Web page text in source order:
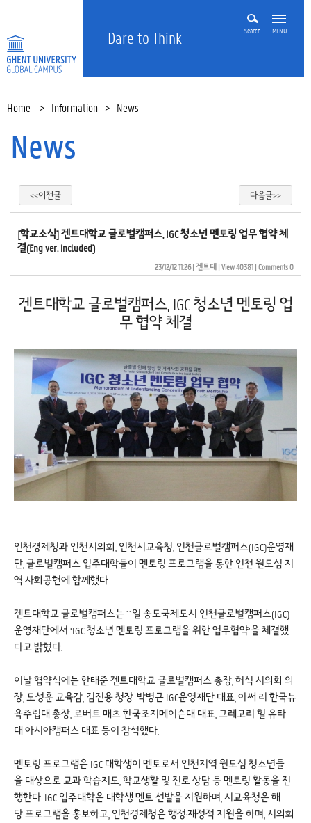
Dare to Think Search MENU
Home > Information > News
News
<<이전글 다음글>>
[학교소식] 겐트대학교 글로벌캠퍼스, IGC 청소년 멘토링 업무 협약 체
결(Eng ver. included)
23/12/12 11:26| 겐트대| View 40381| Comments 0
겐트대학교 글로벌캠퍼스, IGC 청소년 멘토링 업
무 협약 체결
인천경제청과 인천시의회, 인천시교육청, 인천글로벌캠퍼스(IGC)운영재
단, 글로벌캠퍼스 입주대학들이 멘토링 프로그램을 통한 인천 원도심 지
역 사회공헌에 함께했다.
겐트대학교 글로벌캠퍼스는 11일 송도국제도시 인천글로벌캠퍼스(IGC)
운영재단에서 ‘IGC 청소년 멘토링 프로그램을 위한 업무협약’을 체결했
다고 밝혔다.
이날 협약식에는 한태준 겐트대학교 글로벌캠퍼스 총장, 허식 시의회 의
장, 도성훈 교육감, 김진용 청장. 박병근 IGC운영재단 대표, 아써 리 한국뉴
욕주립대 총장, 로버트 매츠 한국조지메이슨대 대표, 그레고리 힐 유타
대 아시아캠퍼스 대표 등이 참석했다.
멘토링 프로그램은 IGC 대학생이 멘토로서 인천지역 원도심 청소년들
을 대상으로 교과 학습지도, 학교생활 및 진로 상담 등 멘토링 활동을 진
행한다. IGC 입주대학은 대학생 멘토 선발을 지원하며, 시교육청은 해
당 프로그램을 홍보하고, 인천경제청은 행정·재정적 지원을 하며, 시의회